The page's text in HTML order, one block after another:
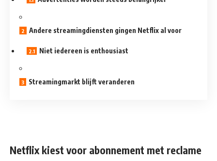
Andere streamingdiensten gingen Netflix al voor
Niet iedereen is enthousiast
Streamingmarkt blijft veranderen
Netflix kiest voor abonnement met reclame